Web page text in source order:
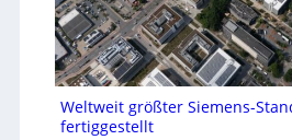
Weltweit größter Siemens-
fertiggestellt